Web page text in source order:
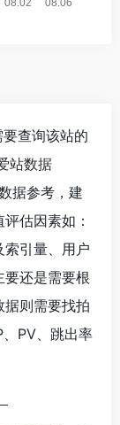
查询该站的
站数据
据参考，建
估因素如：
引量、用户
还是需要根
则需要找拍
PV、跳出率